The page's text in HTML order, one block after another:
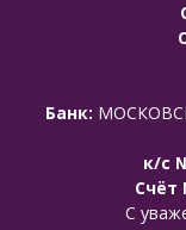
Банк:
к/с
Счёт
C